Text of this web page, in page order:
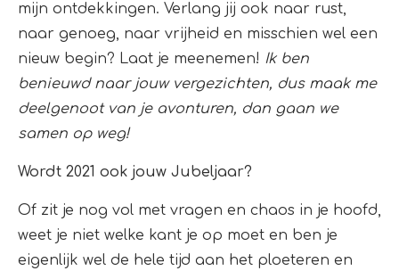
mijn ontdekkingen. Verlang jij ook naar rust,
naar genoeg, naar vrijheid en misschien wel een
nieuw begin? Laat je meenemen! Ik ben
benieuwd naar jouw vergezichten, dus maak me
deelgenoot van je avonturen, dan gaan we
samen op weg!
Wordt 2021 ook jouw Jubeljaar?
Of zit je nog vol met vragen en chaos in je hoofd,
weet je niet welke kant je op moet en ben je
eigenlijk wel de hele tijd aan het ploeteren en